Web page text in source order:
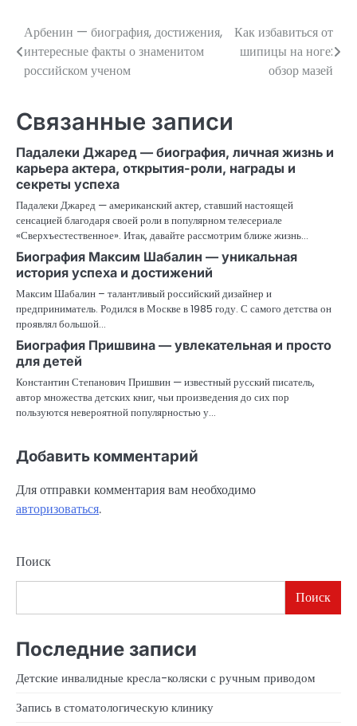
Навигация
по
Арбенин — биография, достижения,
интересные факты о знаменитом
российском ученом
Как избавиться от
шипицы на ноге:
обзор мазей
Связанные записи
Падалеки Джаред — биография, личная жизнь и
карьера актера, открытия-роли, награды и
секреты успеха
Падалеки Джаред — американский актер, ставший настоящей
сенсацией благодаря своей роли в популярном телесериале
«Сверхъестественное». Итак, давайте рассмотрим ближе жизнь…
Биография Максим Шабалин — уникальная
история успеха и достижений
Максим Шабалин – талантливый российский дизайнер и
предприниматель. Родился в Москве в 1985 году. С самого детства он
проявлял большой…
Биография Пришвина — увлекательная и просто
для детей
Константин Степанович Пришвин — известный русский писатель,
автор множества детских книг, чьи произведения до сих пор
пользуются невероятной популярностью у…
Добавить комментарий
Для отправки комментария вам необходимо
авторизоваться.
Поиск
Поиск
Последние записи
Детские инвалидные кресла-коляски с ручным приводом
Запись в стоматологическую клинику